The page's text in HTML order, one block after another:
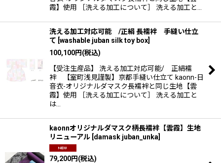
霞】使用 ［洗える加工について］ 洗える加工と…
洗える加工対応可能 /正絹 長襦袢 手縫い仕立
て washable juban silk toy box
100,100円(税込)
【受注生産品】 洗える加工対応可能/ 正絹襦
袢 【室町浅見謹製】京都手縫い仕立て kaonn-日
音衣-オリジナルダマスク長襦袢と同じ生地【雲
霞】使用 ［洗える加工について］ 洗える加工と
は…
kaonnオリジナルダマスク柄長襦袢【雲霞】生地
リニューアル damask juban_unka
79,200円(税込)